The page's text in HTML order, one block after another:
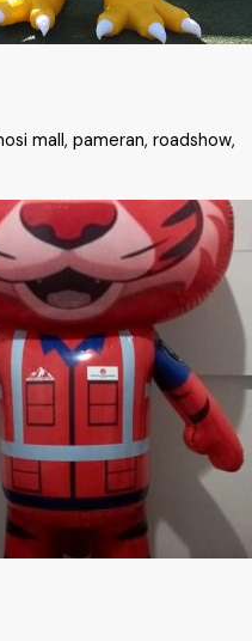
mall, pameran, roadshow,